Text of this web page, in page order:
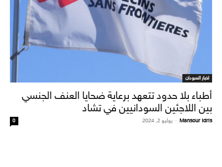
اخبار السودان
أطباء بلا حدود تتعهد برعاية ضحايا العنف الجنسي
بين اللاجئين السودانيين في تشاد
Mansour Idris
- يوليو 2, 2024 0